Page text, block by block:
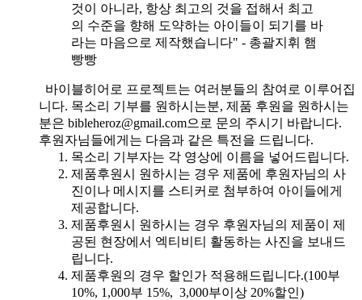
것이 아니라, 항상 최고의 것을 접해서 최고
의 수준을 향해 도약하는 아이들이 되기를 바
라는 마음으로 제작했습니다" - 총괄지휘 햄
빵빵
바이블히어로 프로젝트는 여러분들의 참여로 이루어집
니다. 목소리 기부를 원하시는분, 제품 후원을 원하시는
분은 bibleheroz@gmail.com으로 문의 주시기 바랍니다.
후원자님들에게는 다음과 같은 특전을 드립니다.
목소리 기부자는 각 영상에 이름을 넣어드립니다.
제품후원시 원하시는 경우 제품에 후원자님의 사
진이나 메시지를 스티커로 첨부하여 아이들에게
제공합니다.
제품후원시 원하시는 경우 후원자님의 제품이 제
공된 현장에서 엑티비티 활동하는 사진을 보내드
립니다.
제품후원의 경우 할인가 적용해드립니다.(100부
10%, 1,000부 15%, 3,000부이상 20%할인)